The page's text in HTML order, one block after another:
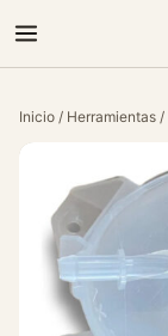
Inicio / Herramientas /